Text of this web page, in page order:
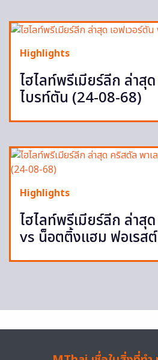
Highlights
ไฮไลท์พรีเมียร์ลีก ล่าสุ
ไบรท์ตัน (24-08-68)
Highlights
ไฮไลท์พรีเมียร์ลีก ล่าสุ
vs น็อตติ้งแฮม ฟอเรส